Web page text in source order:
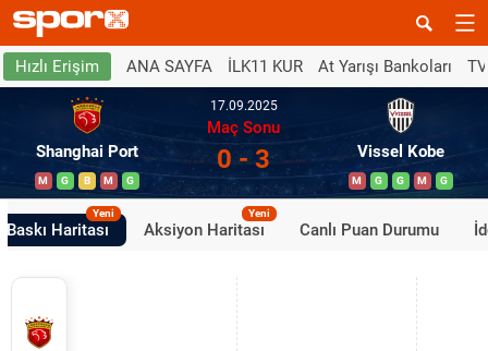
Hızlı Erişim ANA SAYFA İLK11 KUR At Yarışı Bankoları
Shanghai Port
M G B M G
17.09.2025
Maç Sonu
0 - 3 Vissel Kobe
M G G M G
Baskı Haritası
Yeni
Aksiyon Haritası
Yeni
Canlı Puan Durumu